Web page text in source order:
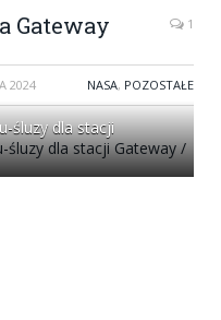
Gateway 1
2024 NASA, POZOSTAŁE
śluzy dla stacji